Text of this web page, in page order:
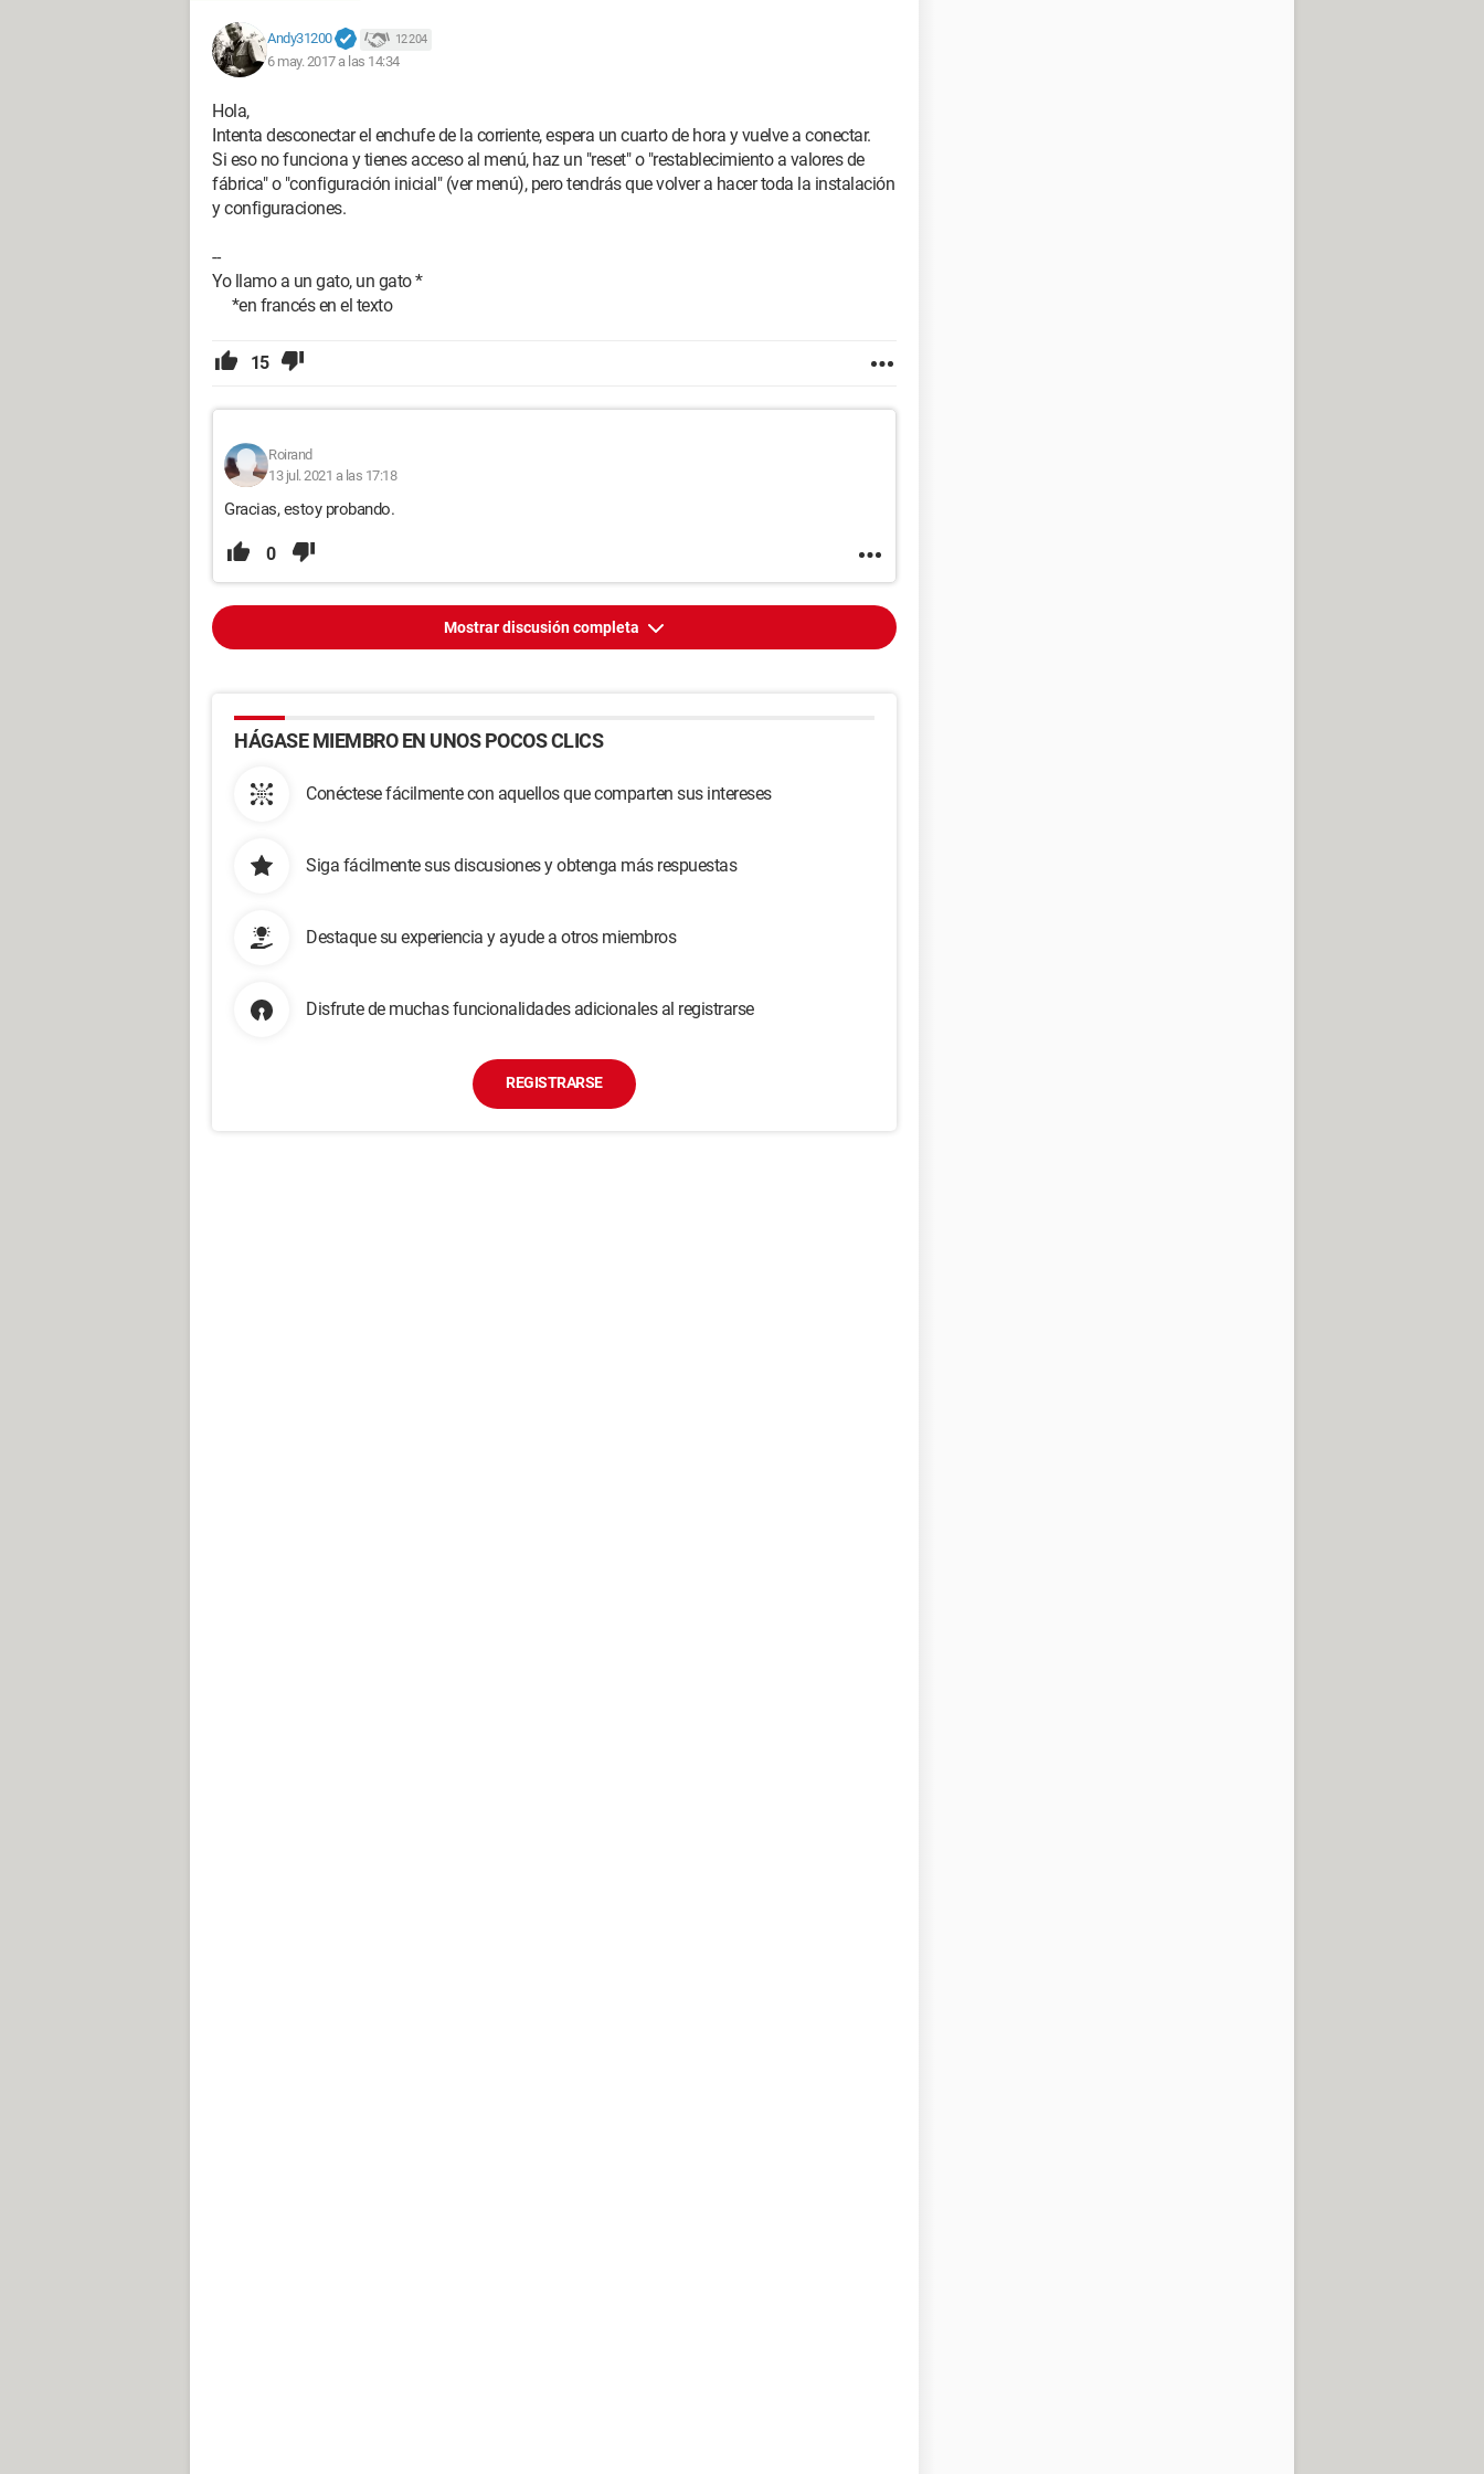
Andy31200 12 204
6 may. 2017 a las 14:34
Hola,
Intenta desconectar el enchufe de la corriente, espera un cuarto de hora y vuelve a conectar.
Si eso no funciona y tienes acceso al menú, haz un "reset" o "restablecimiento a valores de
fábrica" o "configuración inicial" (ver menú), pero tendrás que volver a hacer toda la instalación
y configuraciones.
--
Yo llamo a un gato, un gato *
*en francés en el texto
15
Roirand
13 jul. 2021 a las 17:18
Gracias, estoy probando.
0
Mostrar discusión completa
HÁGASE MIEMBRO EN UNOS POCOS CLICS
Conéctese fácilmente con aquellos que comparten sus intereses
Siga fácilmente sus discusiones y obtenga más respuestas
Destaque su experiencia y ayude a otros miembros
Disfrute de muchas funcionalidades adicionales al registrarse
REGISTRARSE